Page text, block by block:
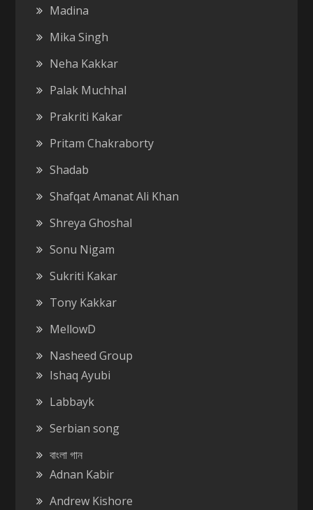
Madina
Mika Singh
Neha Kakkar
Palak Muchhal
Prakriti Kakar
Pritam Chakraborty
Shadab
Shafqat Amanat Ali Khan
Shreya Ghoshal
Sonu Nigam
Sukriti Kakar
Tony Kakkar
MellowD
Nasheed Group
Ishaq Ayubi
Labbayk
Serbian song
বাংলা গান
Adnan Kabir
Andrew Kishore